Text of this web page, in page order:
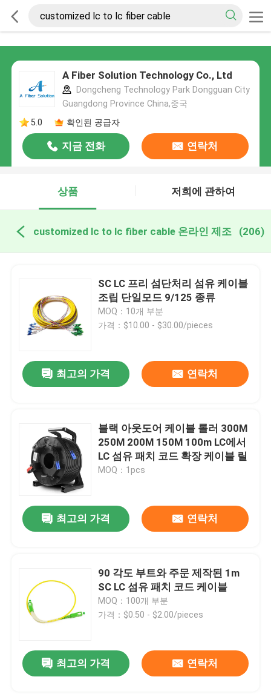
A Fiber Solution Technology Co., Ltd
Dongcheng Technology Park Dongguan City
Guangdong Province China,중국
5.0
확인된 공급자
지금 전화 연락처
상품 저희에 관하여
customized lc to lc fiber cable 온라인 제조 (206)
SC LC 프리 섬단처리 섬유 케이블
조립 단일모드 9/125 종류
MOQ：10개 부분
가격：$10.00 - $30.00/pieces
최고의 가격 연락처
블랙 아웃도어 케이블 롤러 300M
250M 200M 150M 100m LC에서
LC 섬유 패치 코드 확장 케이블 릴
MOQ：1pcs
최고의 가격 연락처
90 각도 부트와 주문 제작된 1m
SC LC 섬유 패치 코드 케이블
MOQ：100개 부분
가격：$0.50 - $2.00/pieces
최고의 가격 연락처